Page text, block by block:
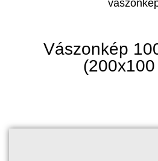
Vászonkép